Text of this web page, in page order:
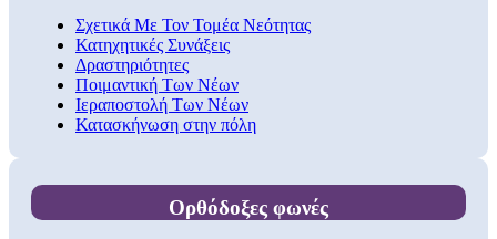
Σχετικά Με Τον Τομέα Νεότητας
Κατηχητικές Συνάξεις
Δραστηριότητες
Ποιμαντική Των Νέων
Ιεραποστολή Των Νέων
Κατασκήνωση στην πόλη
Ορθόδοξες φωνές